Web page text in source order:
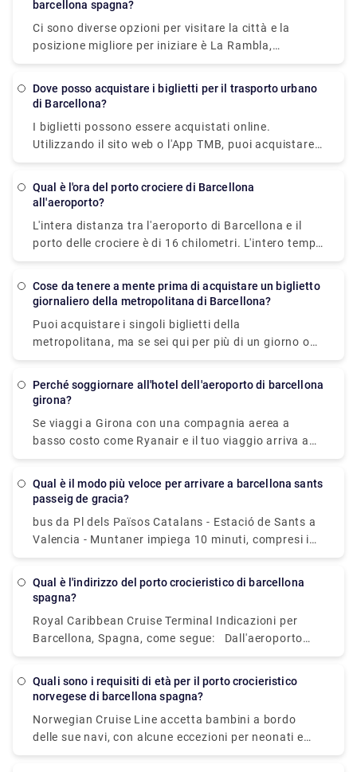
partono dall'aeroporto dalle 5:35 fino all'1:00.
Moll de Catalunya in circa 1h 9min. Operatori
ferroviari
barcellona spagna?
Ci sono diverse opzioni per visitare la città e la
posizione migliore per iniziare è La Rambla,
indipendentemente dal fatto che tu sia interessato
recano in questa strada per vedere le spettacolari
progettati in stile modernista. Altri gioielli da non
perdere includono varie strutture strane e
ispireranno, come la Basilica de la Sagrada Familia e
La Pedrera, che ospita anche un museo dedicato al
lavoro dell'architetto.
Dove posso acquistare i biglietti per il trasporto urbano
di Barcellona?
I biglietti possono essere acquistati online.
Utilizzando il sito web o l'App TMB, puoi acquistare
biglietti e abbonamenti in modo semplice e veloce.
codice di ritiro sul sito Web o sulla pagina
Successivamente devi recarti presso una macchina
distributrice della rete metropolitana e inserire il
ancora ritirato il tuo biglietto, puoi cercare questo
codice nel tuo spazio personale alla voce "I miei
biglietti".
Qual è l'ora del porto crociere di Barcellona
all'aeroporto?
L'intera distanza tra l'aeroporto di Barcellona e il
porto delle crociere è di 16 chilometri. L'intero tempo
di percorrenza con un'auto è generalmente di circa
Cose da tenere a mente prima di acquistare un biglietto
giornaliero della metropolitana di Barcellona?
Puoi acquistare i singoli biglietti della
metropolitana, ma se sei qui per più di un giorno o
vuoi fare più di cinque viaggi in metropolitana o
considerazione la Barcelona Card se desideri un
tutta la durata della tua vacanza e risparmi sulle
attività. Potrebbe farti risparmiare un sacco di
Perché soggiornare all'hotel dell'aeroporto di barcellona
girona?
Se viaggi a Girona con una compagnia aerea a
basso costo come Ryanair e il tuo viaggio arriva a
tarda notte, potresti voler soggiornare in un comodo
da capo il giorno successivo. C'è un hotel
e convenienti. L'hotel si trova a pochi minuti a piedi
dall'aeroporto di Girona, il che lo rende un bel posto
alloggio pulito ed economico per la notte.
Qual è il modo più veloce per arrivare a barcellona sants
passeig de gracia?
bus da Pl dels Països Catalans - Estació de Sants a
Valencia - Muntaner impiega 10 minuti, compresi i
trasferimenti, e parte ogni 15 minuti. I servizi bus
partono dalla stazione Pl dels Països Catalans -
Qual è l'indirizzo del porto crocieristico di barcellona
spagna?
Royal Caribbean Cruise Terminal Indicazioni per
Barcellona, Spagna, come segue: Dall'aeroporto
internazionale El Prat (BCN) al molo (10 miglia,
alla città di Barcellona. Una volta lì, seguire
Svoltare a destra e poi seguire le indicazioni che
dicono PUERTO.
Quali sono i requisiti di età per il porto crocieristico
norvegese di barcellona spagna?
Norwegian Cruise Line accetta bambini a bordo
delle sue navi, con alcune eccezioni per neonati e
donne in gravidanza. Almeno una persona in ogni